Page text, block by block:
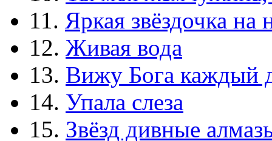
11. Яркая звёздочка на
12. Живая вода
13. Вижу Бога каждый
14. Упала слеза
15. Звёзд дивные